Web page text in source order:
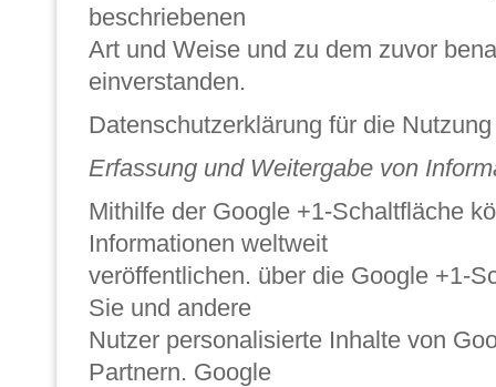
beschriebenen
Art und Weise und zu dem zuvor
einverstanden.
Datenschutzerklärung für die
Erfassung und Weitergabe von
Mithilfe der Google +1-Schaltfläche
Informationen weltweit
veröffentlichen. über die Google +1-
Sie und andere
Nutzer personalisierte Inhalte von
Partnern. Google